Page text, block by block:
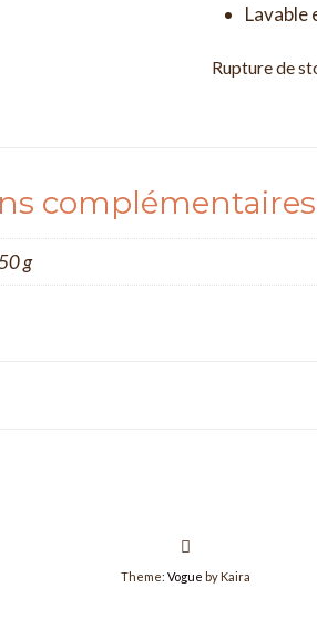
Lavable
Rupture de
complémentaires
g
Theme: Vogue by Kaira